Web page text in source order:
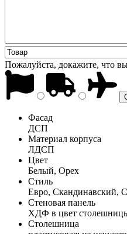
Пожалуйста, докажите, что
Фасад
ДСП
Материал корпуса
ЛДСП
Цвет
Белый, Орех
Стиль
Евро, Скандинавский,
Стеновая панель
ХДФ в цвет
Столешница